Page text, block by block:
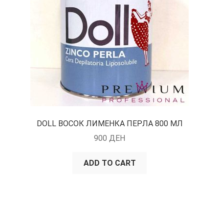
DOLL ВОСОК ЛИМЕНКА ПЕРЛА 800 МЛ
900 ДЕН
ADD TO CART